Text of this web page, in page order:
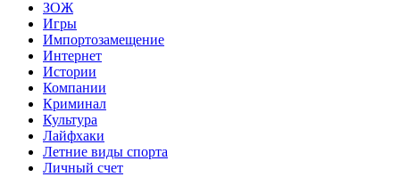
ЗОЖ
Игры
Импортозамещение
Интернет
Истории
Компании
Криминал
Культура
Лайфхаки
Летние виды спорта
Личный счет